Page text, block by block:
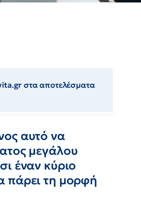
στα αποτελέσματα
αυτό να
μεγάλου
έναν κύριο
πάρει τη μορφή